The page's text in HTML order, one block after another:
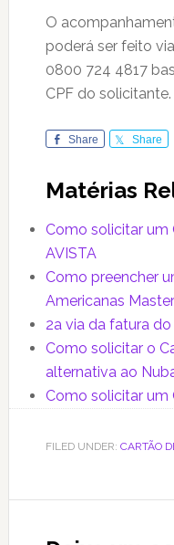
O
poderá ser feito
0800 724 4817
CPF do solicitante.
Share Share
Matérias
Como solicitar um
AVISTA
Como preencher
Americanas
2a via da fatura
Como solicitar o
alternativa ao
Como solicitar um
FILED UNDER: CARTÃO